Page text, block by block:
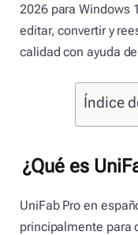
2026 para Windows
editar, convertir y
calidad con ayuda
Índice
¿Qué es
UniFab Pro en
principalmente para